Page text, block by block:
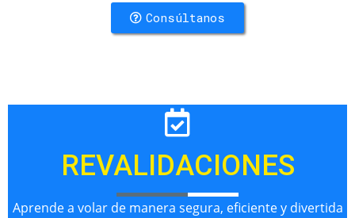
Consúltanos
REVALIDACIONES
Aprende a volar de manera segura, eficiente y divertida